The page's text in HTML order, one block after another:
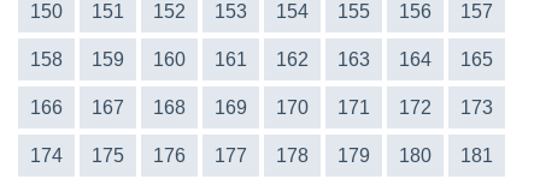
150 151 152 153 154 155 156 157
158 159 160 161 162 163 164 165
166 167 168 169 170 171 172 173
174 175 176 177 178 179 180 181